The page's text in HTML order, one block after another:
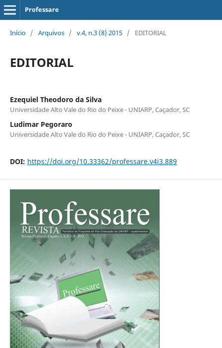
Professare
Início / Arquivos / v.4, n.3 (8) 2015 / EDITORIAL
EDITORIAL
Ezequiel Theodoro da Silva
Universidade Alto Vale do Rio do Peixe - UNIARP, Caçador, SC
Ludimar Pegoraro
Universidade Alto Vale do Rio do Peixe - UNIARP, Caçador, SC
DOI: https://doi.org/10.33362/professare.v4i3.889